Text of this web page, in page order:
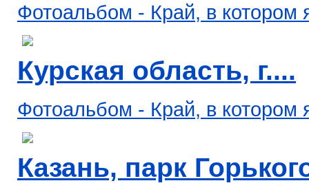
Фотоальбом - Край, в котором
Курская область, г....
Фотоальбом - Край, в котором
Казань, парк